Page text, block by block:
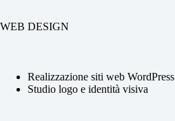
WEB DESIGN
Realizzazione siti web WordPress
Studio logo e identità visiva